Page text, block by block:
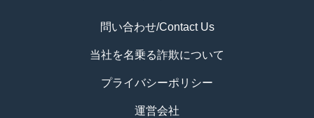
問い合わせ/Contact Us
当社を名乗る詐欺について
プライバシーポリシー
運営会社